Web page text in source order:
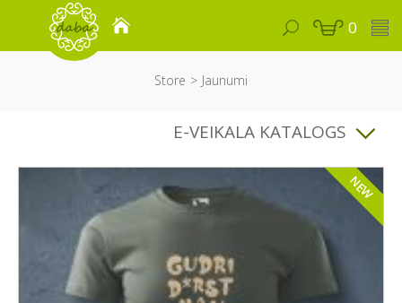
0
Store Jaunumi
E-VEIKALA KATALOGS
NEW